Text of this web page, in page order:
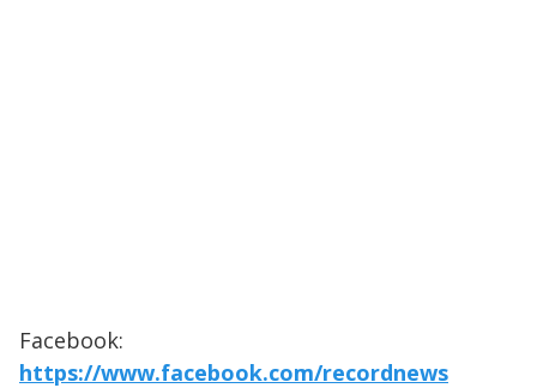
Facebook:
https://www.facebook.com/recordnews